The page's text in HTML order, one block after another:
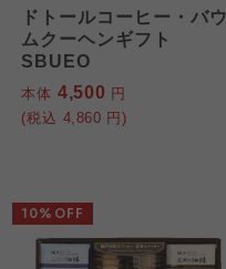
ドトールコーヒー・バウ
ムクーヘンギフト
SBUEO
本体 4,500 円
(税込 4,860 円)
10%OFF